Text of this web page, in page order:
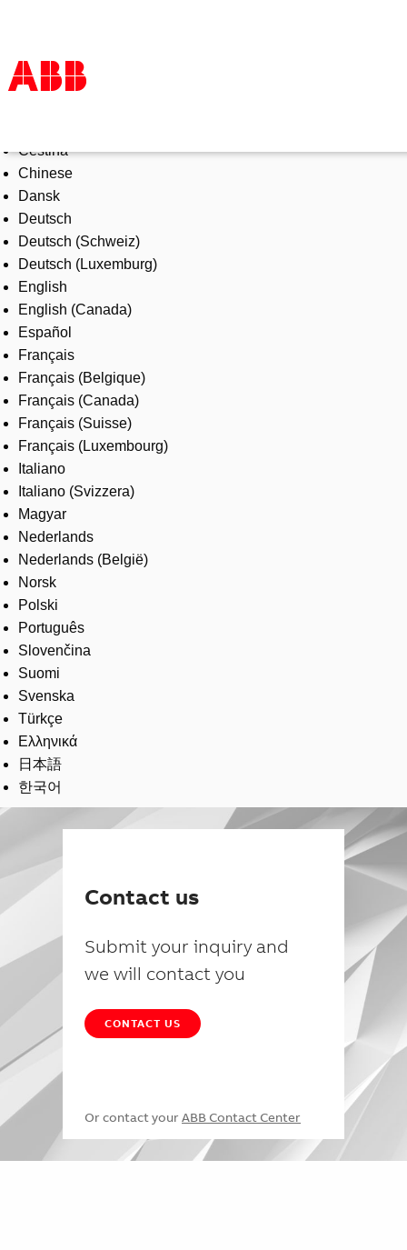
Products & Solutions
Industries
Services
About us
Where to buy
Contact us
Careers
Čeština
Chinese
Dansk
Deutsch
Deutsch (Schweiz)
Deutsch (Luxemburg)
English
English (Canada)
Español
Français
Français (Belgique)
Français (Canada)
Français (Suisse)
Français (Luxembourg)
Italiano
Italiano (Svizzera)
Magyar
Nederlands
Nederlands (België)
Norsk
Polski
Português
Slovenčina
Suomi
Svenska
Türkçe
Ελληνικά
日本語
한국어
Contact us
Submit your inquiry and
we will contact you
CONTACT US
Or contact your ABB Contact Center